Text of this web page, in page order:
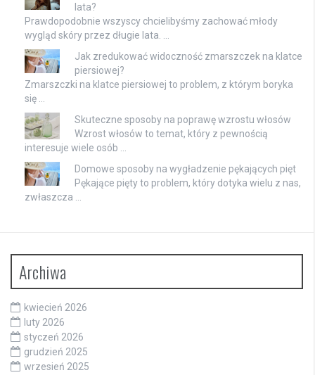
lata?
Prawdopodobnie wszyscy chcielibyśmy zachować młody
wygląd skóry przez długie lata. …
Jak zredukować widoczność zmarszczek na klatce
piersiowej?
Zmarszczki na klatce piersiowej to problem, z którym boryka
się …
Skuteczne sposoby na poprawę wzrostu włosów
Wzrost włosów to temat, który z pewnością
interesuje wiele osób …
Domowe sposoby na wygładzenie pękających pięt
Pękające pięty to problem, który dotyka wielu z nas,
zwłaszcza …
Archiwa
kwiecień 2026
luty 2026
styczeń 2026
grudzień 2025
wrzesień 2025